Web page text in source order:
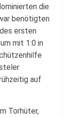
die
benötigten
ersten
mit 1:0 in
auf
Torhüter,